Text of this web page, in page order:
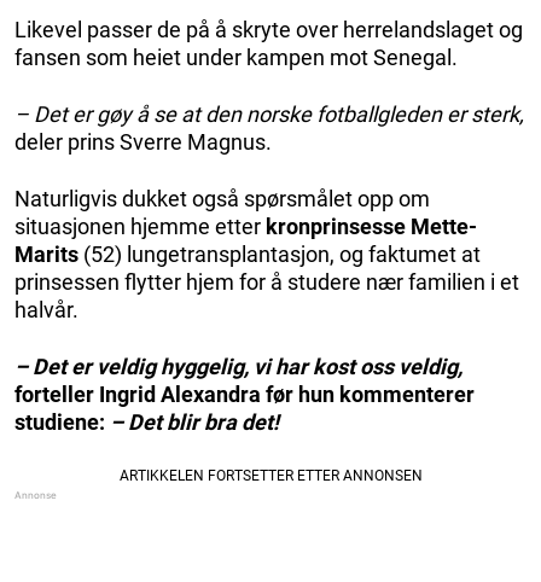
Likevel passer de på å skryte over herrelandslaget og
fansen som heiet under kampen mot Senegal.
– Det er gøy å se at den norske fotballgleden er sterk,
deler prins Sverre Magnus.
Naturligvis dukket også spørsmålet opp om
situasjonen hjemme etter kronprinsesse Mette-
Marits (52) lungetransplantasjon, og faktumet at
prinsessen flytter hjem for å studere nær familien i et
halvår.
– Det er veldig hyggelig, vi har kost oss veldig,
forteller Ingrid Alexandra før hun kommenterer
studiene: – Det blir bra det!